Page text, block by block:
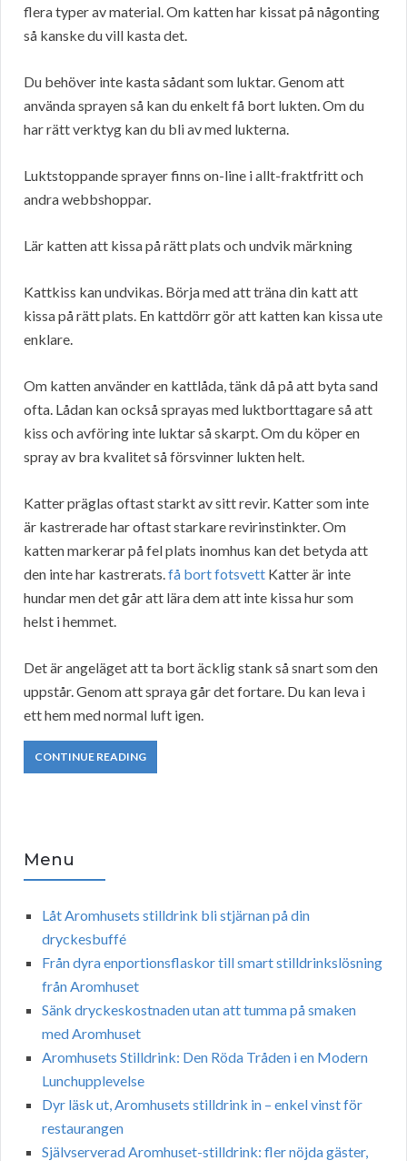
flera typer av material. Om katten har kissat på någonting
så kanske du vill kasta det.
Du behöver inte kasta sådant som luktar. Genom att
använda sprayen så kan du enkelt få bort lukten. Om du
har rätt verktyg kan du bli av med lukterna.
Luktstoppande sprayer finns on-line i allt-fraktfritt och
andra webbshoppar.
Lär katten att kissa på rätt plats och undvik märkning
Kattkiss kan undvikas. Börja med att träna din katt att
kissa på rätt plats. En kattdörr gör att katten kan kissa ute
enklare.
Om katten använder en kattlåda, tänk då på att byta sand
ofta. Lådan kan också sprayas med luktborttagare så att
kiss och avföring inte luktar så skarpt. Om du köper en
spray av bra kvalitet så försvinner lukten helt.
Katter präglas oftast starkt av sitt revir. Katter som inte
är kastrerade har oftast starkare revirinstinkter. Om
katten markerar på fel plats inomhus kan det betyda att
den inte har kastrerats.få bort fotsvett Katter är inte
hundar men det går att lära dem att inte kissa hur som
helst i hemmet.
Det är angeläget att ta bort äcklig stank så snart som den
uppstår. Genom att spraya går det fortare. Du kan leva i
ett hem med normal luft igen.
CONTINUE READING
Menu
Låt Aromhusets stilldrink bli stjärnan på din
dryckesbuffé
Från dyra enportionsflaskor till smart stilldrinkslösning
från Aromhuset
Sänk dryckeskostnaden utan att tumma på smaken
med Aromhuset
Aromhusets Stilldrink: Den Röda Tråden i en Modern
Lunchupplevelse
Dyr läsk ut, Aromhusets stilldrink in – enkel vinst för
restaurangen
Självserverad Aromhuset-stilldrink: fler nöjda gäster,